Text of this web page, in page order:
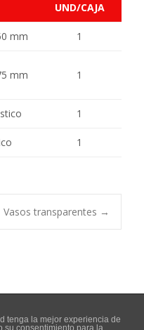
UND/CAJA
mm 1
mm 1
1
1
Vasos transparentes →
tenga la mejor experiencia de
su consentimiento para la